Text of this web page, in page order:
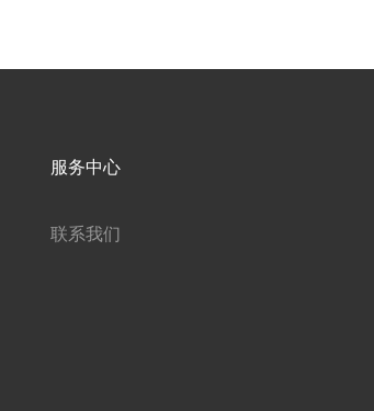
服务中心
联系我们